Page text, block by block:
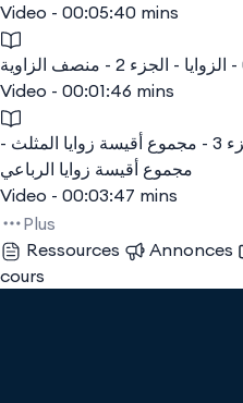
Video - 00:05:40 mins
Video - 00:01:46 mins
الهندسة - المحور 02 - الزوايا - الجزء 3 - مجموع أقيسة زوايا المثلث -
مجموع أقيسة زوايا الرباعي
Video - 00:03:47 mins
Plus
Ressources
Annonces
cours